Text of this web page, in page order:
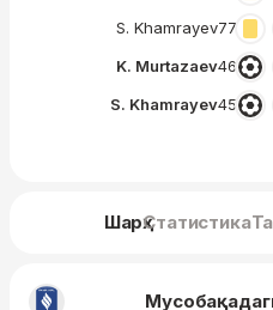
S. Khamrayev77′
K. Murtazaev46′
S. Khamrayev45′
ШарҳСтатистика